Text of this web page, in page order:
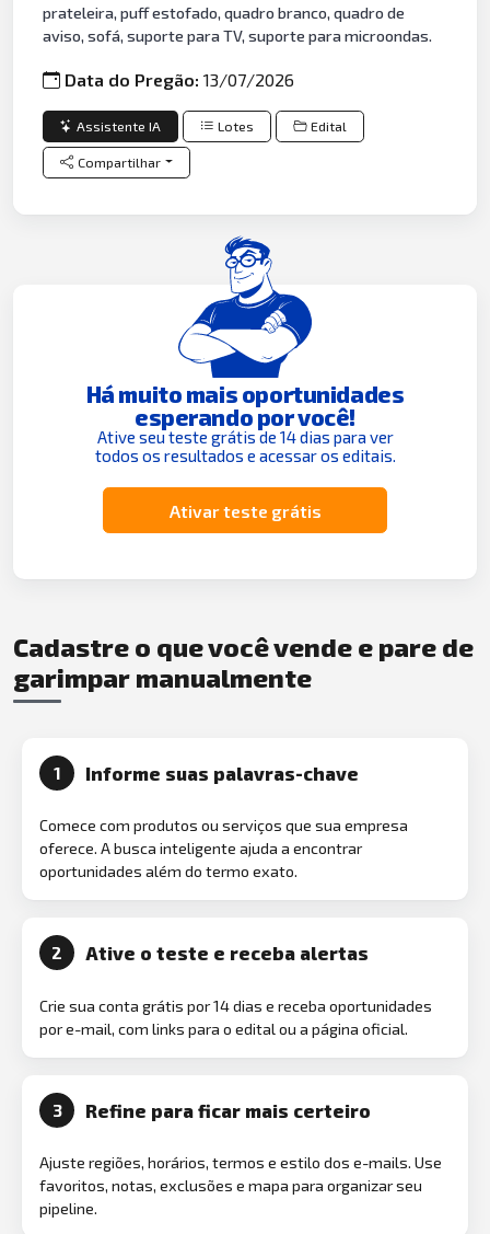
prateleira, puff estofado, quadro branco, quadro de
aviso, sofá, suporte para TV, suporte para microondas.
Data do Pregão:13/07/2026
Assistente IA Lotes Edital
Compartilhar
Há muito mais oportunidades
esperando por você!
Ative seu teste grátis de 14 dias para ver
todos os resultados e acessar os editais.
Ativar teste grátis
Cadastre o que você vende e pare de
garimpar manualmente
1 Informe suas palavras-chave
Comece com produtos ou serviços que sua empresa
oferece. A busca inteligente ajuda a encontrar
oportunidades além do termo exato.
2 Ative o teste e receba alertas
Crie sua conta grátis por 14 dias e receba oportunidades
por e-mail, com links para o edital ou a página oficial.
3 Refine para ficar mais certeiro
Ajuste regiões, horários, termos e estilo dos e-mails. Use
favoritos, notas, exclusões e mapa para organizar seu
pipeline.